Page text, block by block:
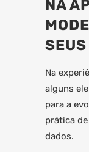
NA
Na
alguns
para a
prática
dados.